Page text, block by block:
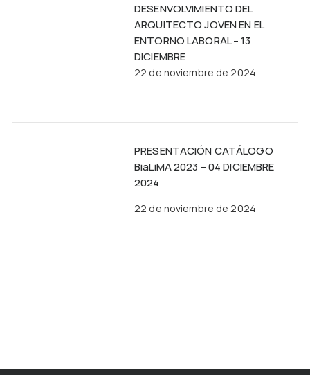
DESENVOLVIMIENTO DEL
ARQUITECTO JOVEN EN EL
ENTORNO LABORAL – 13
DICIEMBRE
22 de noviembre de 2024
PRESENTACIÓN CATÁLOGO
BiaLiMA 2023 – 04 DICIEMBRE
2024
22 de noviembre de 2024